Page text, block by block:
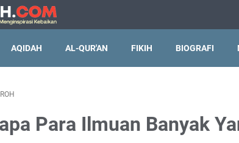
AQIDAH AL-QUR'AN FIKIH BIOGRAFI
Para Ilmuan Banyak